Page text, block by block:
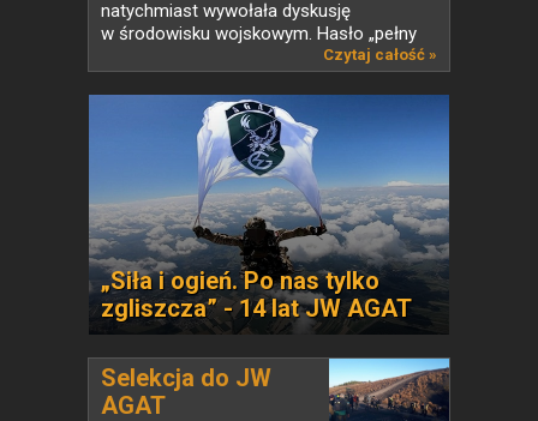
natychmiast wywołała dyskusję
w środowisku wojskowym. Hasło „pełny
Czytaj całość »
„Siła i ogień. Po nas tylko
zgliszcza” - 14 lat JW AGAT
Selekcja do JW
AGAT